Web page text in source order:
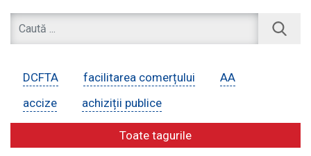
Proiecte de
asistență
DCFTA facilitarea comerțului
AA
accize
achiziții publice
Toate tagurile